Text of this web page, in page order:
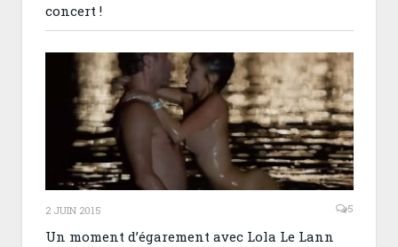
concert !
2 JUIN 2015 5
Un moment d’égarement avec Lola Le Lann